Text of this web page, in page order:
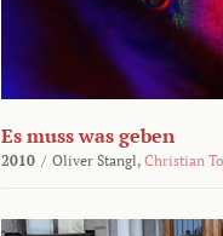
Es muss was geben
2010 / Oliver Stangl, Christian